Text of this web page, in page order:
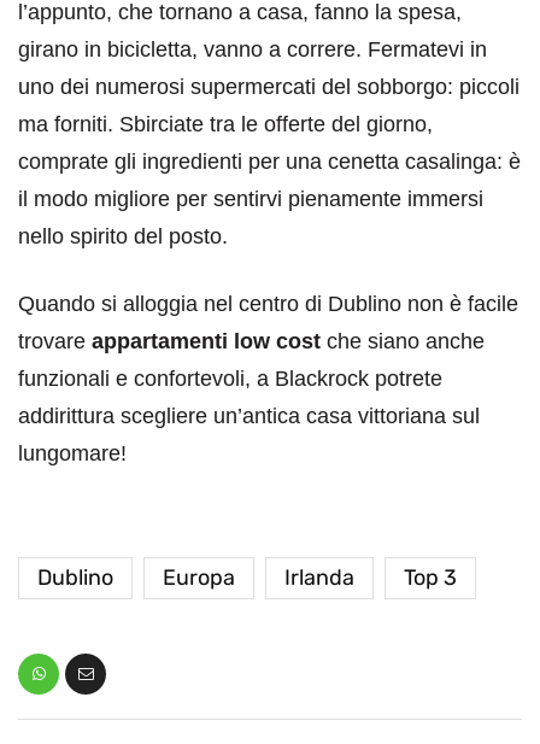
l’appunto, che tornano a casa, fanno la spesa,
girano in bicicletta, vanno a correre. Fermatevi in
uno dei numerosi supermercati del sobborgo: piccoli
ma forniti. Sbirciate tra le offerte del giorno,
comprate gli ingredienti per una cenetta casalinga: è
il modo migliore per sentirvi pienamente immersi
nello spirito del posto.
Quando si alloggia nel centro di Dublino non è facile
trovare appartamenti low cost che siano anche
funzionali e confortevoli, a Blackrock potrete
addirittura scegliere un’antica casa vittoriana sul
lungomare!
Dublino Europa Irlanda Top 3